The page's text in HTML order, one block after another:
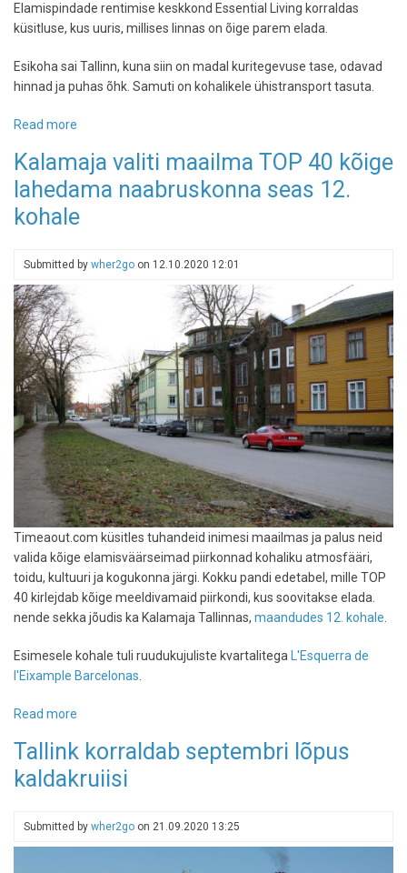
Elamispindade rentimise keskkond Essential Living korraldas
küsitluse, kus uuris, millises linnas on õige parem elada.
Esikoha sai Tallinn, kuna siin on madal kuritegevuse tase, odavad
hinnad ja puhas õhk. Samuti on kohalikele ühistransport tasuta.
Read more
Euroopa
kõige
meeldivam
asub
Kalamaja valiti maailma TOP 40 kõige
lahedama naabruskonna seas 12.
kohale
Submitted by wher2go on 12.10.2020 12:01
Timeaout.com küsitles tuhandeid inimesi maailmas ja palus neid
valida kõige elamisväärseimad piirkonnad kohaliku atmosfääri,
toidu, kultuuri ja kogukonna järgi. Kokku pandi edetabel, mille TOP
40 kirlejdab kõige meeldivamaid piirkondi, kus soovitakse elada.
nende sekka jõudis ka Kalamaja Tallinnas, maandudes 12. kohale
Esimesele kohale tuli ruudukujuliste kvartalitega
L'Esquerra de
l'Eixample Barcelonas
Read more
valiti
maailma
kõige
Tallink korraldab septembri lõpus
kaldakruiisi
Submitted by wher2go on 21.09.2020 13:25